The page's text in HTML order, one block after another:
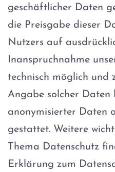
geschäftlicher Daten
die Preisgabe dieser
Nutzers auf
Inanspruchnahme
technisch möglich und
Angabe solcher Daten
anonymisierter Daten
gestattet. Weitere
Thema Datenschutz
Erklärung zum